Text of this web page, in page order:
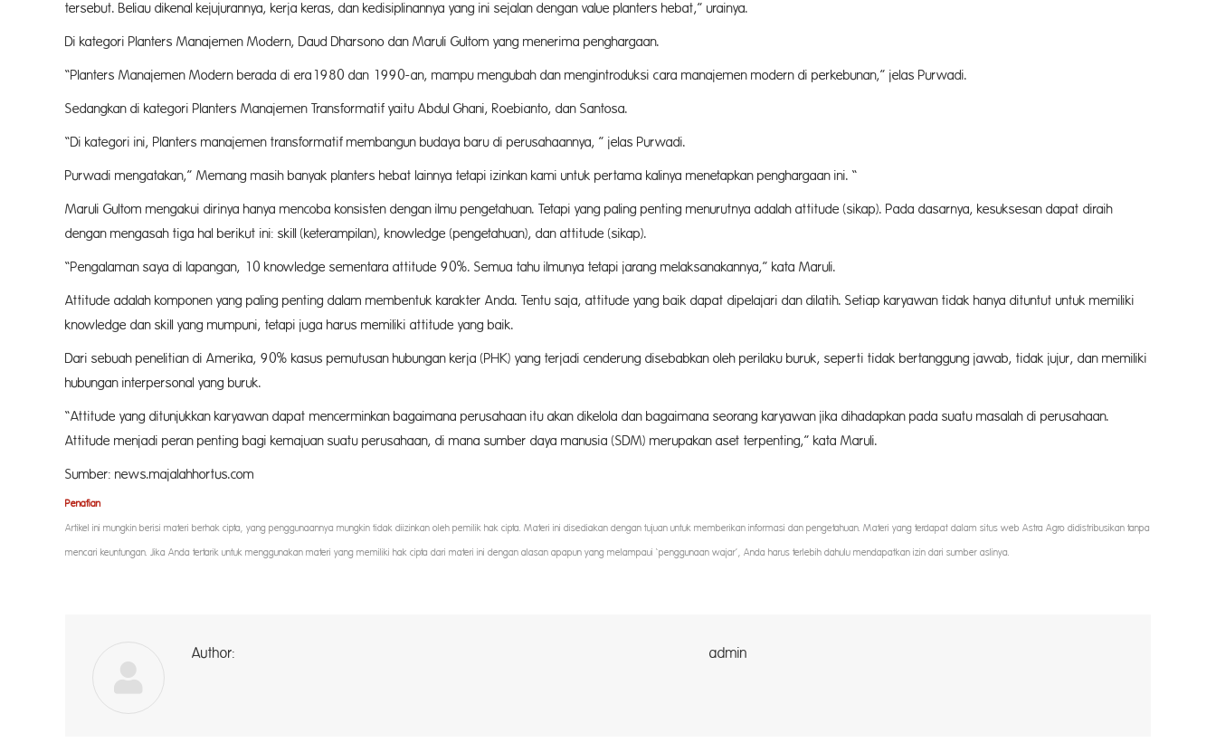
tersebut. Beliau dikenal kejujurannya, kerja keras, dan kedisiplinannya yang ini sejalan dengan value planters hebat,” urainya.
Di kategori Planters Manajemen Modern, Daud Dharsono dan Maruli Gultom yang menerima penghargaan.
“Planters Manajemen Modern berada di era1980 dan 1990-an, mampu mengubah dan mengintroduksi cara manajemen modern di perkebunan,” jelas Purwadi.
Sedangkan di kategori Planters Manajemen Transformatif yaitu Abdul Ghani, Roebianto, dan Santosa.
“Di kategori ini, Planters manajemen transformatif membangun budaya baru di perusahaannya, ” jelas Purwadi.
Purwadi mengatakan,” Memang masih banyak planters hebat lainnya tetapi izinkan kami untuk pertama kalinya menetapkan penghargaan ini. “
Maruli Gultom mengakui dirinya hanya mencoba konsisten dengan ilmu pengetahuan. Tetapi yang paling penting menurutnya adalah attitude (sikap). Pada dasarnya, kesuksesan dapat diraih
dengan mengasah tiga hal berikut ini: skill (keterampilan), knowledge (pengetahuan), dan attitude (sikap).
“Pengalaman saya di lapangan, 10 knowledge sementara attitude 90%. Semua tahu ilmunya tetapi jarang melaksanakannya,” kata Maruli.
Attitude adalah komponen yang paling penting dalam membentuk karakter Anda. Tentu saja, attitude yang baik dapat dipelajari dan dilatih. Setiap karyawan tidak hanya dituntut untuk memiliki
knowledge dan skill yang mumpuni, tetapi juga harus memiliki attitude yang baik.
Dari sebuah penelitian di Amerika, 90% kasus pemutusan hubungan kerja (PHK) yang terjadi cenderung disebabkan oleh perilaku buruk, seperti tidak bertanggung jawab, tidak jujur, dan memiliki
hubungan interpersonal yang buruk.
“Attitude yang ditunjukkan karyawan dapat mencerminkan bagaimana perusahaan itu akan dikelola dan bagaimana seorang karyawan jika dihadapkan pada suatu masalah di perusahaan.
Attitude menjadi peran penting bagi kemajuan suatu perusahaan, di mana sumber daya manusia (SDM) merupakan aset terpenting,” kata Maruli.
Sumber: news.majalahhortus.com
Penafian
Artikel ini mungkin berisi materi berhak cipta, yang penggunaannya mungkin tidak diizinkan oleh pemilik hak cipta. Materi ini disediakan dengan tujuan untuk memberikan informasi dan pengetahuan. Materi yang terdapat dalam situs web Astra Agro didistribusikan tanpa
mencari keuntungan. Jika Anda tertarik untuk menggunakan materi yang memiliki hak cipta dari materi ini dengan alasan apapun yang melampaui ‘penggunaan wajar’, Anda harus terlebih dahulu mendapatkan izin dari sumber aslinya.
Author: admin